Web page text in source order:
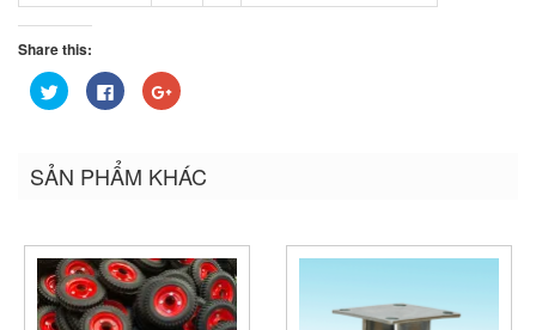
Share this:
Bấm
để
(Opens
in
Nhấn
vào
Facebook
(Opens
in
Bấm
để
(Opens
in
SẢN PHẨM KHÁC